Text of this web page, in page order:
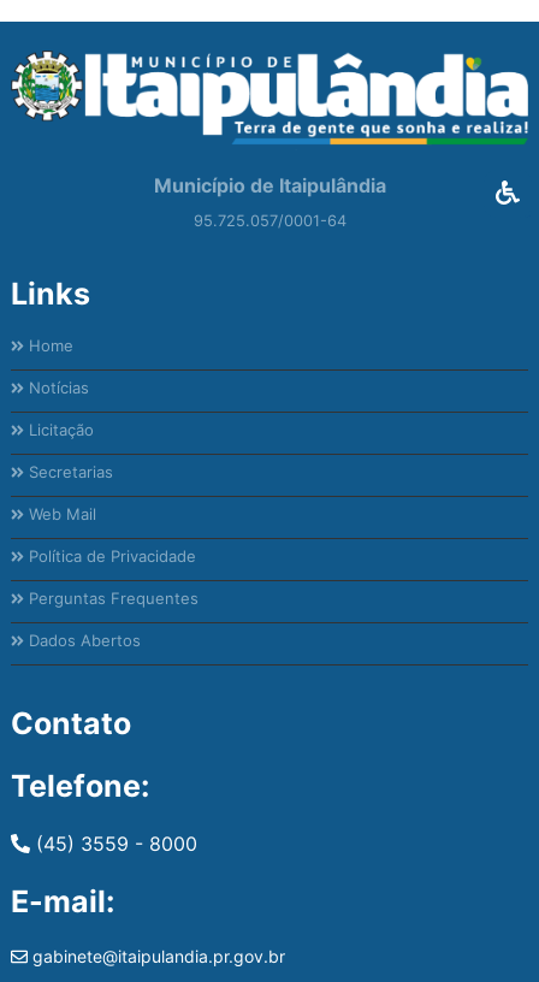
Município de Itaipulândia
95.725.057/0001-64
Links
Home
Notícias
Licitação
Secretarias
Web Mail
Política de Privacidade
Perguntas Frequentes
Dados Abertos
Contato
Telefone:
(45) 3559 - 8000
E-mail:
gabinete@itaipulandia.pr.gov.br